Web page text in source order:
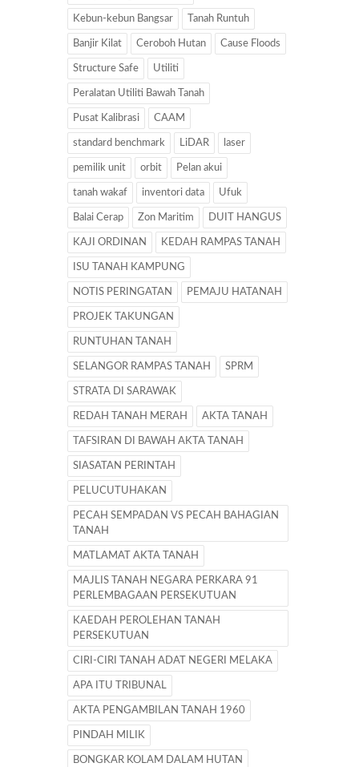
Kebun-kebun Bangsar Tanah Runtuh
Banjir Kilat Ceroboh Hutan Cause Floods
Structure Safe Utiliti
Peralatan Utiliti Bawah Tanah
Pusat Kalibrasi CAAM
standard benchmark LiDAR laser
pemilik unit orbit Pelan akui
tanah wakaf inventori data Ufuk
Balai Cerap Zon Maritim DUIT HANGUS
KAJI ORDINAN KEDAH RAMPAS TANAH
ISU TANAH KAMPUNG
NOTIS PERINGATAN PEMAJU HATANAH
PROJEK TAKUNGAN
RUNTUHAN TANAH
SELANGOR RAMPAS TANAH SPRM
STRATA DI SARAWAK
REDAH TANAH MERAH AKTA TANAH
TAFSIRAN DI BAWAH AKTA TANAH
SIASATAN PERINTAH
PELUCUTUHAKAN
PECAH SEMPADAN VS PECAH BAHAGIAN
TANAH
MATLAMAT AKTA TANAH
MAJLIS TANAH NEGARA PERKARA 91
PERLEMBAGAAN PERSEKUTUAN
KAEDAH PEROLEHAN TANAH
PERSEKUTUAN
CIRI-CIRI TANAH ADAT NEGERI MELAKA
APA ITU TRIBUNAL
AKTA PENGAMBILAN TANAH 1960
PINDAH MILIK
BONGKAR KOLAM DALAM HUTAN